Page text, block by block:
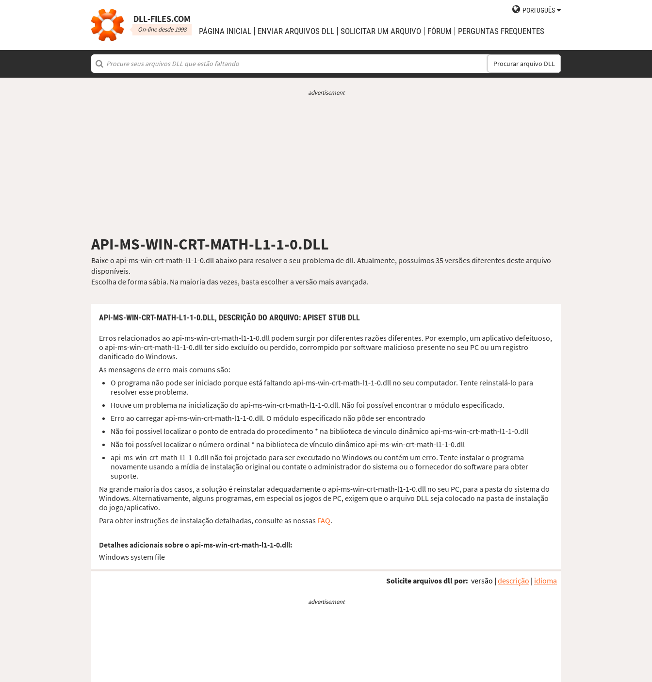
DLL‑FILES.COM
On-line desde 1998
PORTUGUÊS
PÁGINA INICIAL ENVIAR ARQUIVOS DLL SOLICITAR UM ARQUIVO FÓRUM PERGUNTAS FREQUENTES
Procurar arquivo DLL
advertisement
API-MS-WIN-CRT-MATH-L1-1-0.DLL
Baixe o api-ms-win-crt-math-l1-1-0.dll abaixo para resolver o seu problema de dll. Atualmente, possuímos 35 versões diferentes deste arquivo
disponíveis.
Escolha de forma sábia. Na maioria das vezes, basta escolher a versão mais avançada.
API-MS-WIN-CRT-MATH-L1-1-0.DLL, DESCRIÇÃO DO ARQUIVO: APISET STUB DLL
Erros relacionados ao api-ms-win-crt-math-l1-1-0.dll podem surgir por diferentes razões diferentes. Por exemplo, um aplicativo defeituoso,
o api-ms-win-crt-math-l1-1-0.dll ter sido excluído ou perdido, corrompido por software malicioso presente no seu PC ou um registro
danificado do Windows.
As mensagens de erro mais comuns são:
O programa não pode ser iniciado porque está faltando api-ms-win-crt-math-l1-1-0.dll no seu computador. Tente reinstalá-lo para
resolver esse problema.
Houve um problema na inicialização do api-ms-win-crt-math-l1-1-0.dll. Não foi possível encontrar o módulo especificado.
Erro ao carregar api-ms-win-crt-math-l1-1-0.dll. O módulo especificado não pôde ser encontrado
Não foi possivel localizar o ponto de entrada do procedimento * na biblioteca de vinculo dinâmico api-ms-win-crt-math-l1-1-0.dll
Não foi possível localizar o número ordinal * na biblioteca de vínculo dinâmico api-ms-win-crt-math-l1-1-0.dll
api-ms-win-crt-math-l1-1-0.dll não foi projetado para ser executado no Windows ou contém um erro. Tente instalar o programa
novamente usando a mídia de instalação original ou contate o administrador do sistema ou o fornecedor do software para obter
suporte.
Na grande maioria dos casos, a solução é reinstalar adequadamente o api-ms-win-crt-math-l1-1-0.dll no seu PC, para a pasta do sistema do
Windows. Alternativamente, alguns programas, em especial os jogos de PC, exigem que o arquivo DLL seja colocado na pasta de instalação
do jogo/aplicativo.
Para obter instruções de instalação detalhadas, consulte as nossas FAQ.
Detalhes adicionais sobre o api-ms-win-crt-math-l1-1-0.dll:
Windows system file
Solicite arquivos dll por: versão | descrição | idioma
advertisement